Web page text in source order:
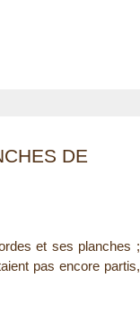
DE
et ses planches ;
pas encore partis,